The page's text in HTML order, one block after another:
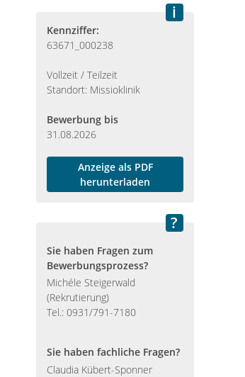
Kennziffer:
63671_000238
Vollzeit / Teilzeit
Standort: Missioklinik
Bewerbung bis
31.08.2026
Anzeige als PDF
herunterladen
Sie haben Fragen zum
Bewerbungsprozess?
Michéle Steigerwald
(Rekrutierung)
Tel.: 0931/791-7180
Sie haben fachliche Fragen?
Claudia Kübert-Sponner